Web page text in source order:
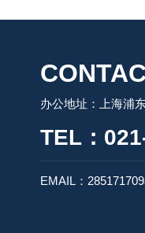
办公地址：上海浦
TEL：
EMAIL：